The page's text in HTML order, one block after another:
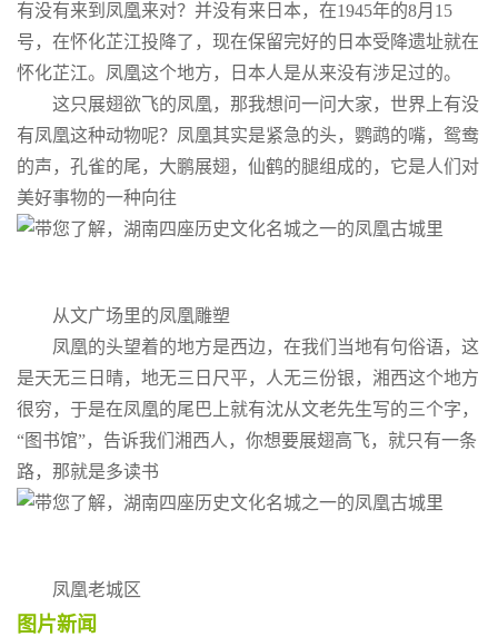
有没有来到凤凰来对？并没有来日本，在1945年的8月15
号，在怀化芷江投降了，现在保留完好的日本受降遗址就在
怀化芷江。凤凰这个地方，日本人是从来没有涉足过的。
这只展翅欲飞的凤凰，那我想问一问大家，世界上有没
有凤凰这种动物呢？凤凰其实是紧急的头，鹦鹉的嘴，鸳鸯
的声，孔雀的尾，大鹏展翅，仙鹤的腿组成的，它是人们对
美好事物的一种向往
从文广场里的凤凰雕塑
凤凰的头望着的地方是西边，在我们当地有句俗语，这
是天无三日晴，地无三日尺平，人无三份银，湘西这个地方
很穷，于是在凤凰的尾巴上就有沈从文老先生写的三个字，
“图书馆”，告诉我们湘西人，你想要展翅高飞，就只有一条
路，那就是多读书
凤凰老城区
图片新闻